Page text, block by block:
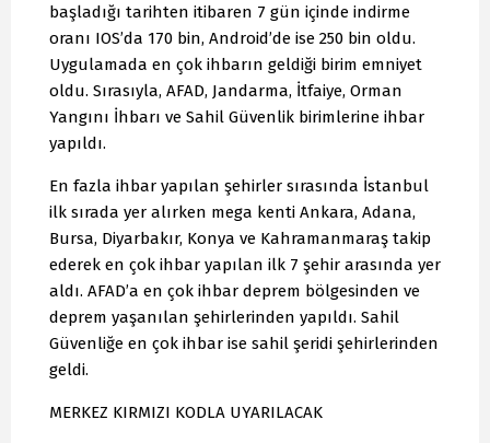
başladığı tarihten itibaren 7 gün içinde indirme
oranı IOS’da 170 bin, Android’de ise 250 bin oldu.
Uygulamada en çok ihbarın geldiği birim emniyet
oldu. Sırasıyla, AFAD, Jandarma, İtfaiye, Orman
Yangını İhbarı ve Sahil Güvenlik birimlerine ihbar
yapıldı.
En fazla ihbar yapılan şehirler sırasında İstanbul
ilk sırada yer alırken mega kenti Ankara, Adana,
Bursa, Diyarbakır, Konya ve Kahramanmaraş takip
ederek en çok ihbar yapılan ilk 7 şehir arasında yer
aldı. AFAD’a en çok ihbar deprem bölgesinden ve
deprem yaşanılan şehirlerinden yapıldı. Sahil
Güvenliğe en çok ihbar ise sahil şeridi şehirlerinden
geldi.
MERKEZ KIRMIZI KODLA UYARILACAK